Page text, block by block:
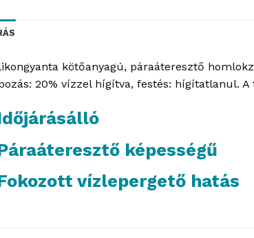
kötőanyagú, páraáteresztő
20% vízzel hígítva, festés: hígítatlanul.
képességű
vízlepergető hatás